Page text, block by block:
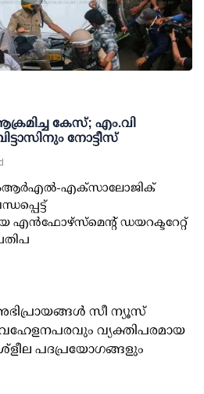
കേസ്; എം.വി
നോട്ടീസ്
എക്‌സാലോജിക്
എന്‍ഫോഴ്സ്മെന്റ് ഡയറക്ടറേറ്റ്
സീ ന്യൂസ്
വ്യക്തിപരമായ
പദപ്രയോഗങ്ങളും